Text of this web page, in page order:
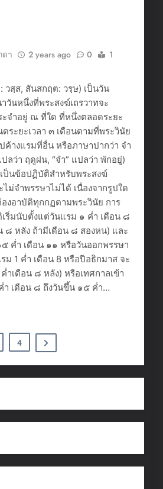
า 2 years ago 0
1
วสฺส, สันสกฤต: วรฺษ) เป็นวัน
นหนึ่งที่พระสงฆ์เถรวาทจะ
ะจำอยู่ ณ ที่ใด ที่หนึ่งตลอดระยะ
ระยะเวลา ๓ เดือนตามที่พระวินัย
างแรมที่อื่น หรือภาษาปากว่า จำ
ลว่า ฤดูฝน, “จำ” แปลว่า พักอยู่)
ป็นข้อปฏิบัติสำหรับพระสงฆ์
ม่จำพรรษาไม่ได้ เนื่องจากรูปใด
งอาบัติทุกกฏตามพระวินัย การ
ริ่มนับตั้งแต่วันแรม ๑ ค่ำ เดือน ๘
๘ หลัง ถ้ามีเดือน ๘ สองหน) และ
ค่ำ เดือน ๑๑ หรือวันออกพรรษา
ม 1 ค่ำ เดือน 8 หรือปีอธิกมาส จะ
ำเดือน ๘ หลัง) หรือเทศกาลเข้า
ำ เดือน ๘ ถึงวันขึ้น ๑๕ ค่ำ…
4